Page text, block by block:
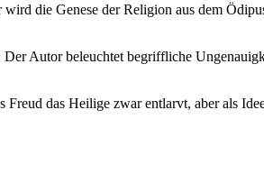
wird die Genese der Religion aus dem
Der Autor beleuchtet begriffliche
Freud das Heilige zwar entlarvt, aber als